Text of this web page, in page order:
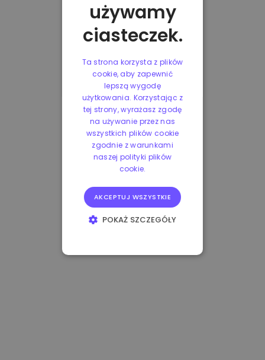
używamy
ciasteczek.
Ta strona korzysta z plików
cookie, aby zapewnić
lepszą wygodę
użytkowania. Korzystając z
tej strony, wyrażasz zgodę
na używanie przez nas
wszystkich plików cookie
zgodnie z warunkami
naszej polityki plików
cookie.
AKCEPTUJ WSZYSTKIE
POKAŻ SZCZEGÓŁY